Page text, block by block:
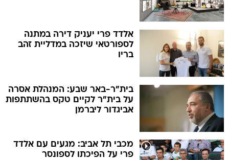
אלדד פרי יעניק דירה במתנה
לספורטאי שיזכה במדליית זהב
בריו
בית"ר-באר שבע: המנהלת אסרה
על בית"ר לקיים טקס בהשתתפות
אביגדור ליברמן
מכבי תל אביב: מגעים עם אלדד
פרי על הפיכתו לספונסר